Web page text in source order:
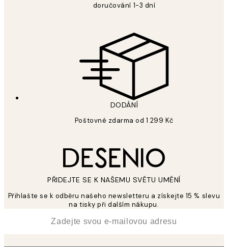
doručování 1-3 dní
DODÁNÍ
Poštovné zdarma od 1 299 Kč
PŘIDEJTE SE K NAŠEMU SVĚTU UMĚNÍ
Přihlašte se k odběru našeho newsletteru a získejte 15 % slevu
na tisky při dalším nákupu.